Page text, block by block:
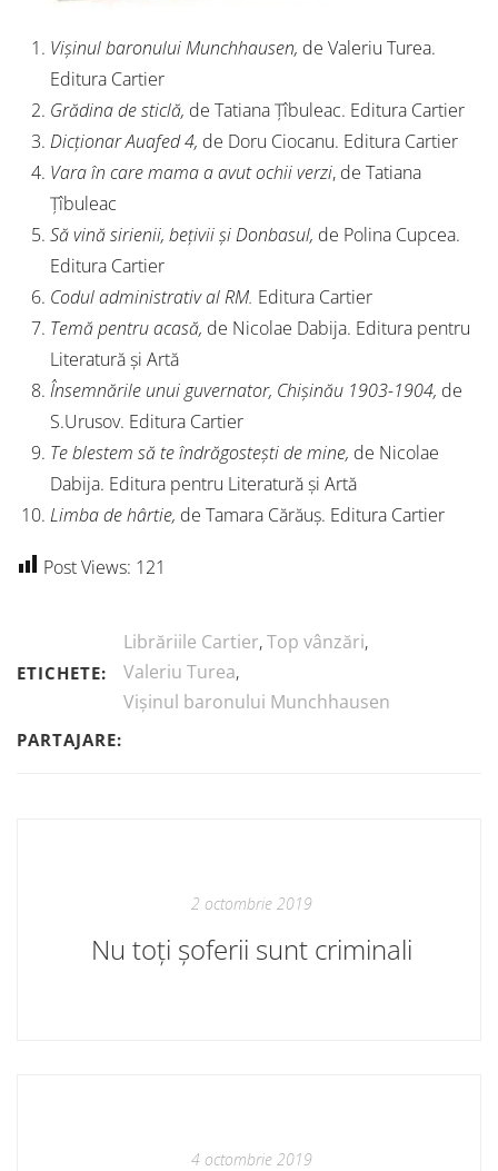
Vișinul baronului Munchhausen, de Valeriu Turea.
Editura Cartier
Grădina de sticlă, de Tatiana Țîbuleac. Editura Cartier
Dicționar Auafed 4, de Doru Ciocanu. Editura Cartier
Vara în care mama a avut ochii verzi, de Tatiana
Țîbuleac
Să vină sirienii, bețivii și Donbasul, de Polina Cupcea.
Editura Cartier
Codul administrativ al RM. Editura Cartier
Temă pentru acasă, de Nicolae Dabija. Editura pentru
Literatură și Artă
Însemnările unui guvernator, Chișinău 1903-1904, de
S.Urusov. Editura Cartier
Te blestem să te îndrăgostești de mine, de Nicolae
Dabija. Editura pentru Literatură și Artă
Limba de hârtie, de Tamara Cărăuș. Editura Cartier
Post Views: 121
ETICHETE:
Librăriile Cartier,Top vânzări,
Valeriu Turea,
Vișinul baronului Munchhausen
PARTAJARE:
2 octombrie 2019
Nu toți șoferii sunt criminali
4 octombrie 2019